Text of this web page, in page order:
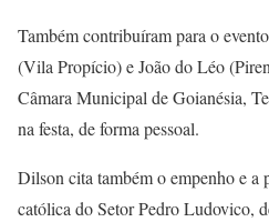
Também contribuíram para o
(Vila Propício) e João do Léo
Câmara Municipal de Goianésia,
na festa, de forma pessoal.
Dilson cita também o empenho e a
católica do Setor Pedro Ludovico,